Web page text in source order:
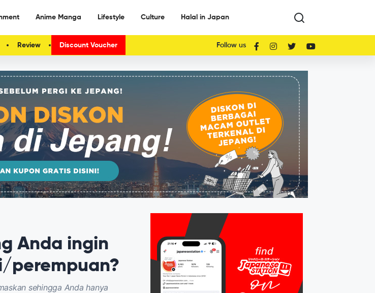
Anime Manga Lifestyle Culture Halal in Japan
Review Discount Voucher Follow us
Anda ingin
perempuan?
sehingga Anda hanya